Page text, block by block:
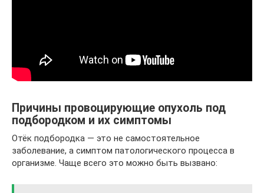
Причины провоцирующие опухоль под
подбородком и их симптомы
Отёк подбородка — это не самостоятельное
заболевание, а симптом патологического процесса в
организме. Чаще всего это можно быть вызвано: